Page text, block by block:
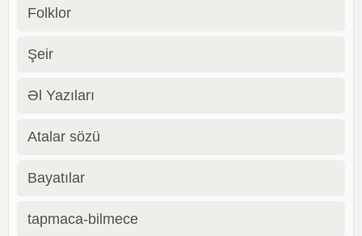
Folklor
Şeir
Əl Yazıları
Atalar sözü
Bayatılar
tapmaca-bilmece